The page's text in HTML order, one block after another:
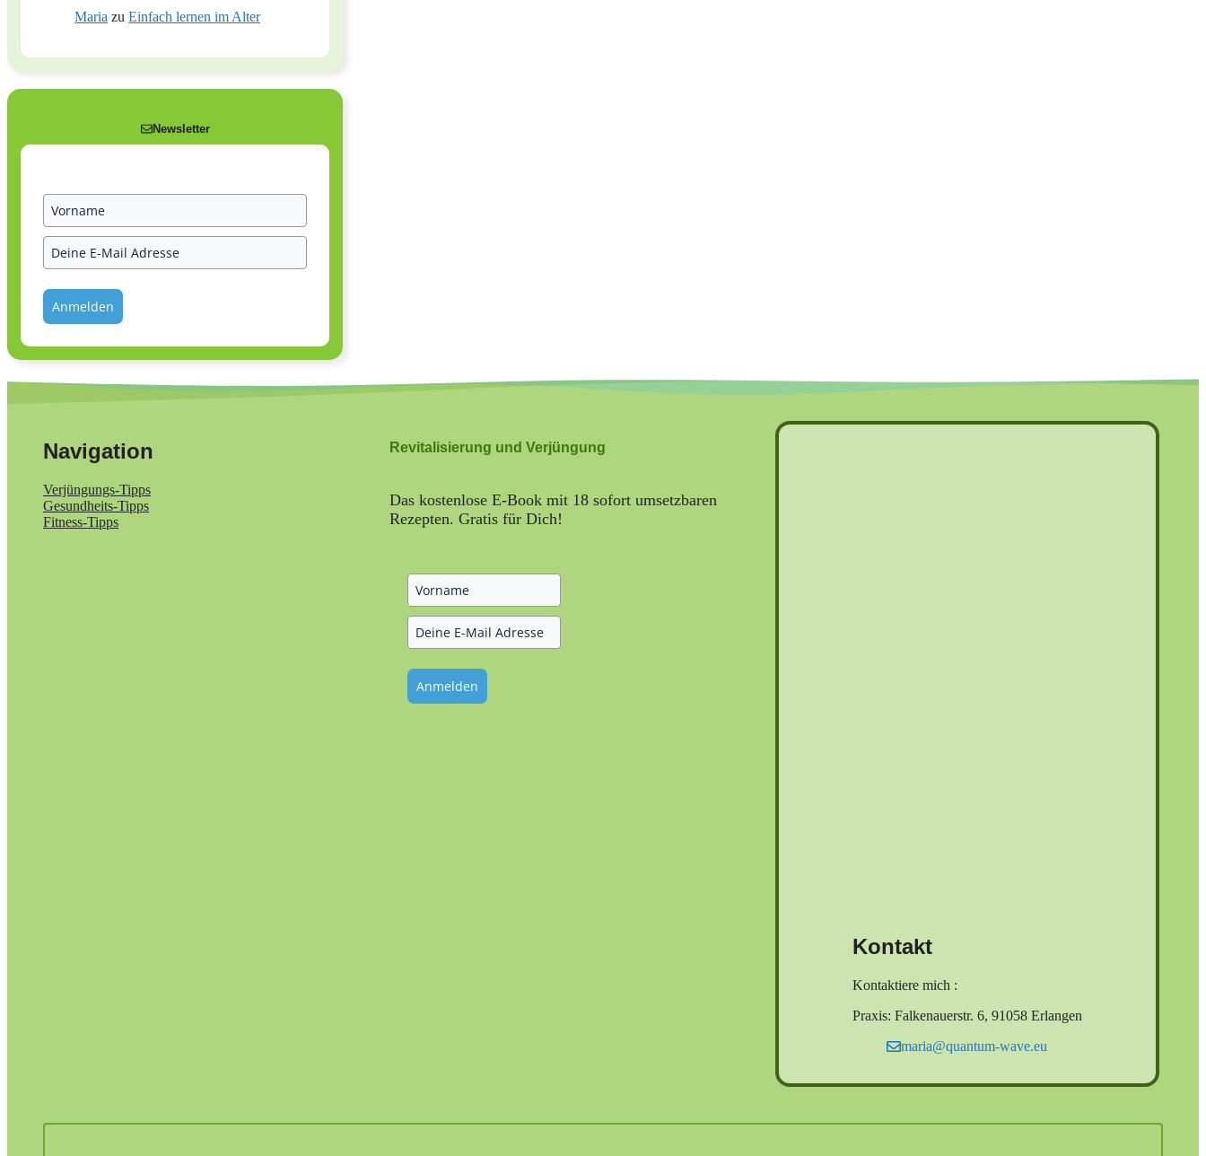
Maria zu Einfach lernen im Alter
Newsletter
Anmelden
Navigation
Verjüngungs-Tipps
Gesundheits-Tipps
Fitness-Tipps
Revitalisierung und Verjüngung
Das kostenlose E-Book mit 18 sofort umsetzbaren
Rezepten. Gratis für Dich!
Anmelden
Kontakt
Kontaktiere mich :
Praxis: Falkenauerstr. 6, 91058 Erlangen
maria@quantum-wave.eu